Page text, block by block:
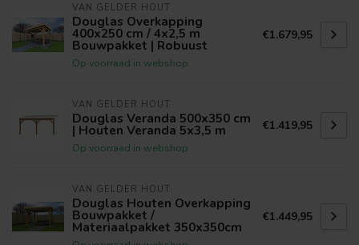
VAN GELDER HOUT
Douglas Overkapping
400x250 cm / 4x2,5 m
Bouwpakket | Robuust
Op voorraad in webshop
€1.679,95
VAN GELDER HOUT
Douglas Veranda 500x350 cm
| Houten Veranda 5x3,5 m
Op voorraad in webshop
€1.419,95
VAN GELDER HOUT
Douglas Houten Overkapping
Bouwpakket /
Materiaalpakket 350x350cm
€1.449,95